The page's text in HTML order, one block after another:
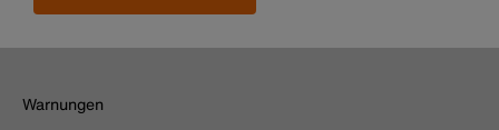
Warnungen